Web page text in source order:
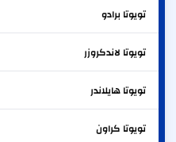
تويوتا برادو
تويوتا لاندكروزر
تويوتاهايلاندر
تويوتا كراون